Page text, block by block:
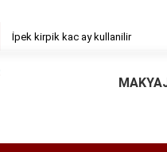
İpek kirpik kac ay kullanilir